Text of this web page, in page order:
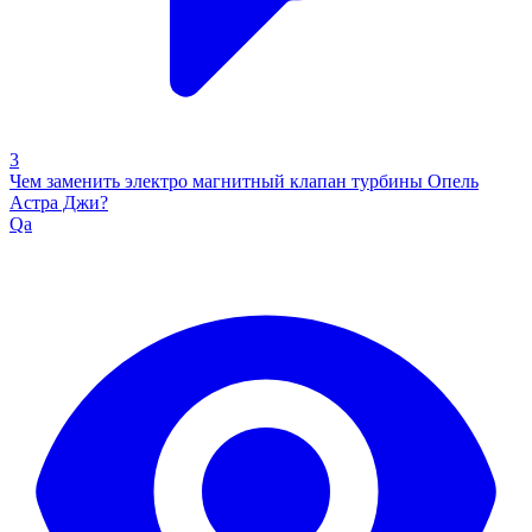
3
Чем заменить электро магнитный клапан турбины Опель
Астра Джи?
Qa